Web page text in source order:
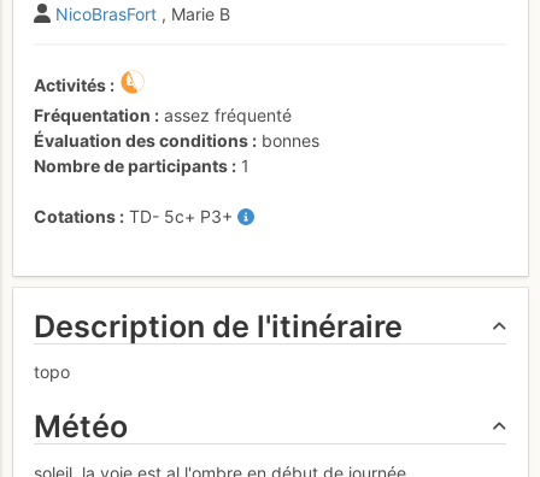
NicoBrasFort , Marie B
Activités
Fréquentation
assez fréquenté
Évaluation des conditions
bonnes
Nombre de participants
1
Cotations TD- 5c+ P3+
Description de l'itinéraire
topo
Météo
soleil, la voie est al l'ombre en début de journée